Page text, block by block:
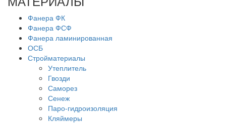
Фанера ФК
Фанера ФСФ
Фанера ламинированная
ОСБ
Стройматериалы
Утеплитель
Гвозди
Саморез
Сенеж
Паро-гидроизоляция
Кляймеры